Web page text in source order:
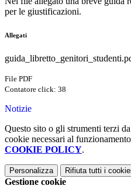
per le giustificazioni.
Allegati
File PDF
Contatore click: 38
Notizie
Questo sito o gli strumenti terzi
cookie necessari al
COOKIE POLICY.
Personalizza Rifiuta tutti i
Gestione cookie